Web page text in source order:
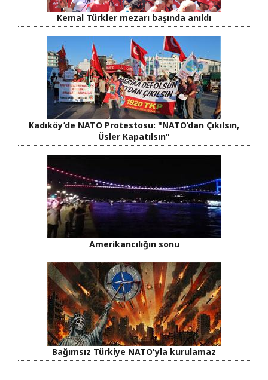
Kemal Türkler mezarı başında anıldı
Kadıköy’de NATO Protestosu: "NATO’dan Çıkılsın,
Üsler Kapatılsın"
Amerikancılığın sonu
Bağımsız Türkiye NATO'yla kurulamaz